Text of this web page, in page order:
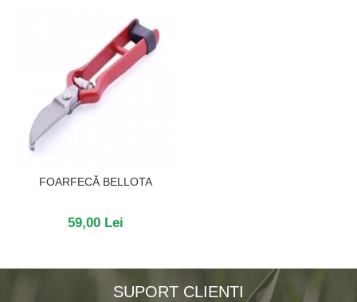
FOARFECĂ BELLOTA
59,00 Lei
SUPORT CLIENTI